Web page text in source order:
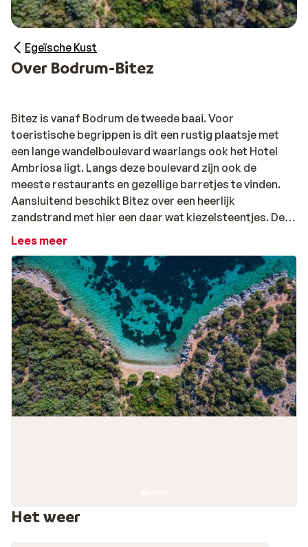
Egeïsche Kust
Over Bodrum-Bitez
Bitez is vanaf Bodrum de tweede baai. Voor
toeristische begrippen is dit een rustig plaatsje met
een lange wandelboulevard waarlangs ook het Hotel
Ambriosa ligt. Langs deze boulevard zijn ook de
meeste restaurants en gezellige barretjes te vinden.
Aansluitend beschikt Bitez over een heerlijk
zandstrand met hier een daar wat kiezelsteentjes. De
ligbedden zijn gratis en het strand is goed
Turkse zon met een heerlijk zeebriesje. Bij helder weer
kun je zelfs het Griekse eiland Kos zien!
Om de drukte op te zoeken, zijn de badplaatsen
Bodrum (ca. 20 minuten) en Bitez (ca. 10 minuten)
gemakkelijk bereikbaar met de dolmus.
Lees meer
Het weer